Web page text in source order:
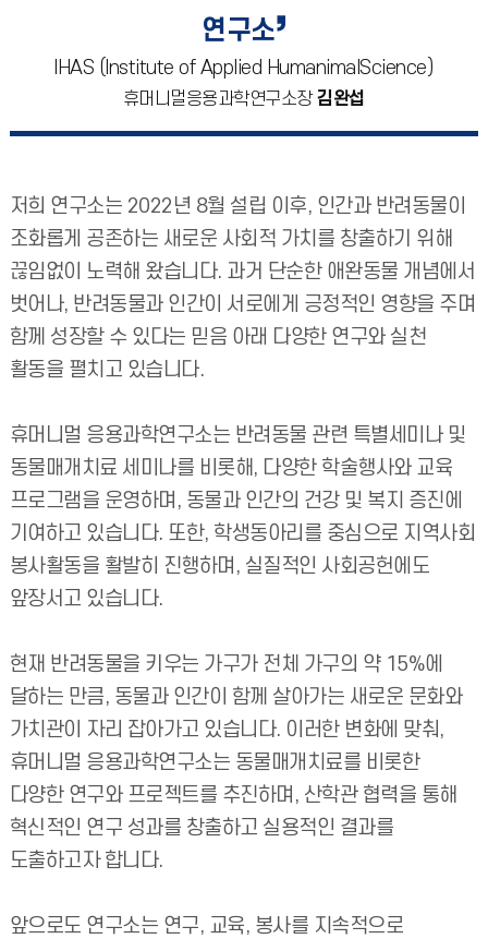
연구소
IHAS (Institute of Applied HumanimalScience)
휴머니멀응용과학연구소장김완섭
저희 연구소는 2022년 8월 설립 이후, 인간과 반려동물이
조화롭게 공존하는 새로운 사회적 가치를 창출하기 위해
끊임없이 노력해 왔습니다. 과거 단순한 애완동물 개념에서
벗어나, 반려동물과 인간이 서로에게 긍정적인 영향을 주며
함께 성장할 수 있다는 믿음 아래 다양한 연구와 실천
활동을 펼치고 있습니다.
휴머니멀 응용과학연구소는 반려동물 관련 특별세미나 및
동물매개치료 세미나를 비롯해, 다양한 학술행사와 교육
프로그램을 운영하며, 동물과 인간의 건강 및 복지 증진에
기여하고 있습니다. 또한, 학생동아리를 중심으로 지역사회
봉사활동을 활발히 진행하며, 실질적인 사회공헌에도
앞장서고 있습니다.
현재 반려동물을 키우는 가구가 전체 가구의 약 15%에
달하는 만큼, 동물과 인간이 함께 살아가는 새로운 문화와
가치관이 자리 잡아가고 있습니다. 이러한 변화에 맞춰,
휴머니멀 응용과학연구소는 동물매개치료를 비롯한
다양한 연구와 프로젝트를 추진하며, 산학관 협력을 통해
혁신적인 연구 성과를 창출하고 실용적인 결과를
도출하고자 합니다.
앞으로도 연구소는 연구, 교육, 봉사를 지속적으로